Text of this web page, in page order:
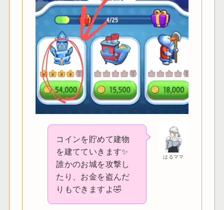
はるママ
コインを貯めて建物
を建てていきます✨
誰かのお城を攻撃し
たり、お金を盗んだ
りもできますよ🤣